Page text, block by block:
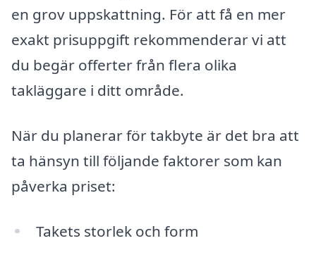
en grov uppskattning. För att få en mer
exakt prisuppgift rekommenderar vi att
du begär offerter från flera olika
takläggare i ditt område.
När du planerar för takbyte är det bra att
ta hänsyn till följande faktorer som kan
påverka priset:
Takets storlek och form